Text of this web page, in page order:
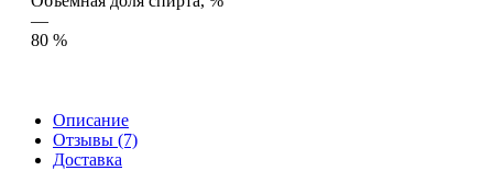
—
80 %
Описание
Отзывы (7)
Доставка